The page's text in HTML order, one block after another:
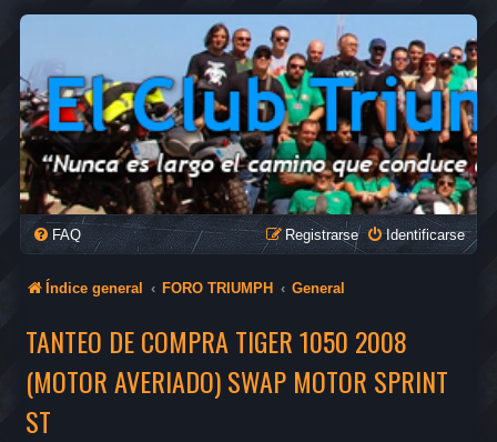
FAQ Identificarse
Registrarse
Índice general FORO TRIUMPH General
TANTEO DE COMPRA TIGER 1050 2008
(MOTOR AVERIADO) SWAP MOTOR SPRINT
ST